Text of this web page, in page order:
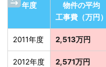
年度
物件の平均
工事費（万円）
2011年度 2,513万円
2012年度 2,571万円